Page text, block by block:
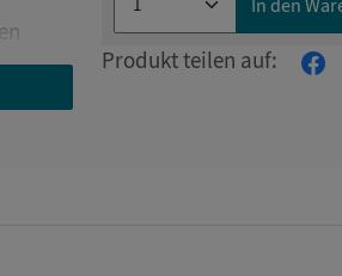
Produkt teilen auf: